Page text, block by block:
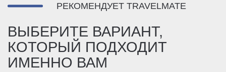
РЕКОМЕНДУЕТ TRAVELMATE
ВЫБЕРИТЕ ВАРИАНТ,
КОТОРЫЙ ПОДХОДИТ
ИМЕННО ВАМ